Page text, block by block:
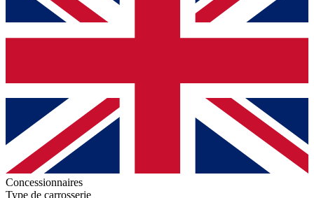
Concessionnaires
Type de carrosserie